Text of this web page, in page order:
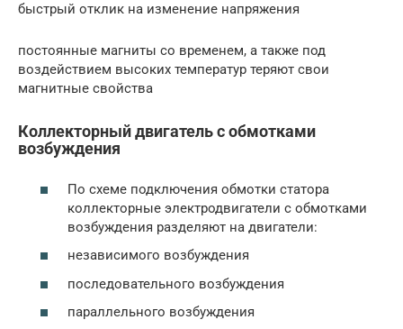
быстрый отклик на изменение напряжения
постоянные магниты со временем, а также под
воздействием высоких температур теряют свои
магнитные свойства
Коллекторный двигатель с обмотками
возбуждения
По схеме подключения обмотки статора
коллекторные электродвигатели с обмотками
возбуждения разделяют на двигатели:
независимого возбуждения
последовательного возбуждения
параллельного возбуждения